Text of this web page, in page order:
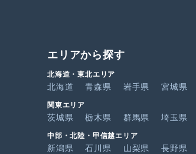
エリアから探す
北海道・東北エリア
北海道 青森県 岩手県 宮城県
関東エリア
茨城県 栃木県 群馬県 埼玉県
中部・北陸・甲信越エリア
新潟県 石川県 山梨県 長野県